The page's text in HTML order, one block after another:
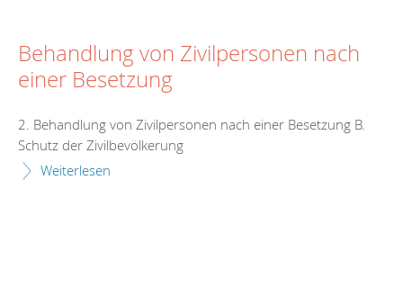
Behandlung von Zivilpersonen nach
einer Besetzung
2. Behandlung von Zivilpersonen nach einer Besetzung B.
Schutz der Zivilbevölkerung
Weiterlesen